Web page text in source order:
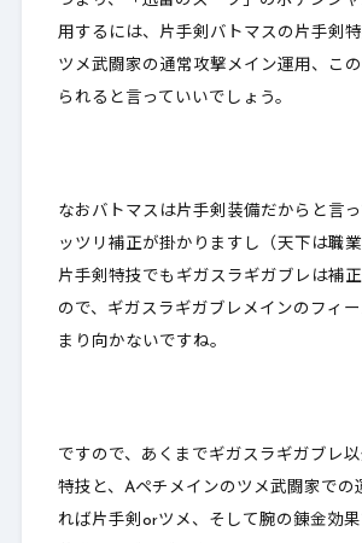
用するには、片手剣バトマスの片手剣
ツメ武闘家の通常攻撃メイン運用、こ
られると言っていいでしょう。
なおバトマスは片手剣装備だからと言
ッツリ補正が掛かりますし（天下は職業
片手剣特技でもギガスラギガブレは補
ので、ギガスラギガブレメインのフィ
まり向かないですね。
ですので、あくまでギガスラギガブレ
特技と、Aペチメインのツメ武闘家での
れば片手剣orツメ、そして腕の錬金効